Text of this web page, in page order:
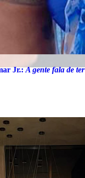
Jr.:A gente fala de ter